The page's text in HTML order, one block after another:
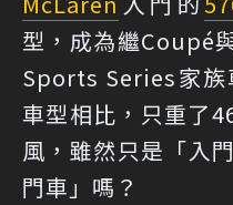
型，成為繼Coupé
Sports Series家
車型相比，只重了
風，雖然只是「入
門車」嗎？